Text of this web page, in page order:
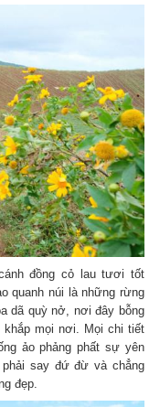
đồng cỏ lau tươi tốt
quanh núi là những rừng
dã quỳ nở, nơi đây bỗng
mọi nơi. Mọi chi tiết
ảo phảng phất sự yên
say đứ đừ và chẳng
đẹp.